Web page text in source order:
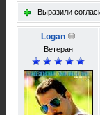
Выразили
Logan
Ветеран